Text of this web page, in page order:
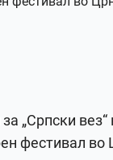
„Српски
фестивал во